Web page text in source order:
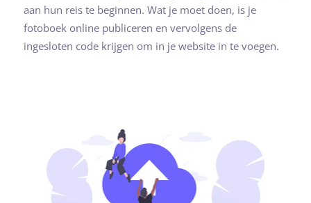
aan hun reis te beginnen. Wat je moet doen, is je
fotoboek online publiceren en vervolgens de
ingesloten code krijgen om in je website in te voegen.